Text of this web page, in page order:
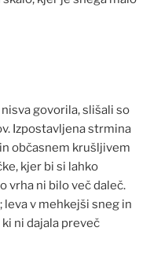
govorila, slišali so
Izpostavljena strmina
občasnem krušljivem
kjer bi si lahko
vrha ni bilo več daleč.
leva v mehkejši sneg in
ni dajala preveč